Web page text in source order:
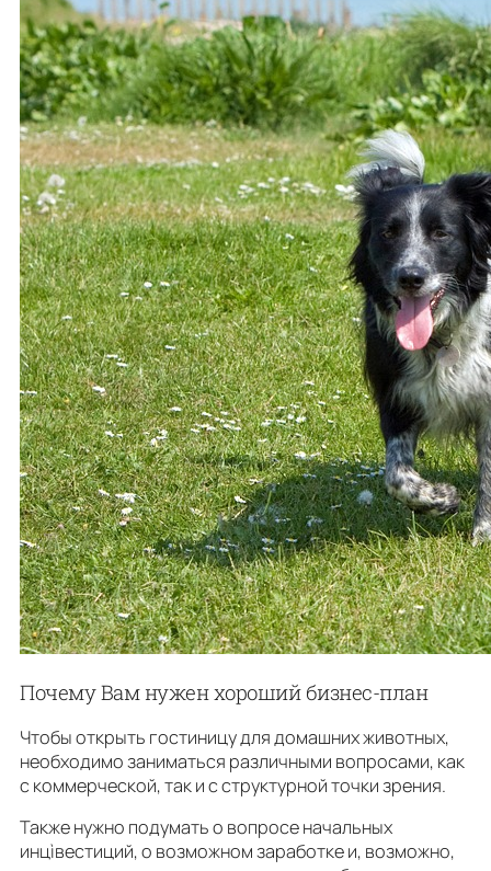
Почему Вам нужен хороший бизнес-план
Чтобы открыть гостиницу для домашних животных,
необходимо заниматься различными вопросами, как
с коммерческой, так и с структурной точки зрения.
Также нужно подумать о вопросе начальных
инцìвестиций, о возможном заработке и, возможно,